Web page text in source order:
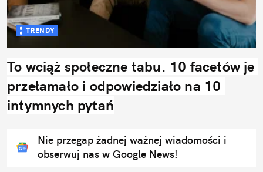
TRENDY
To wciąż społeczne tabu. 10 facetów je
przełamało i odpowiedziało na 10
intymnych pytań
Nie przegap żadnej ważnej wiadomości i
obserwuj nas w Google News!